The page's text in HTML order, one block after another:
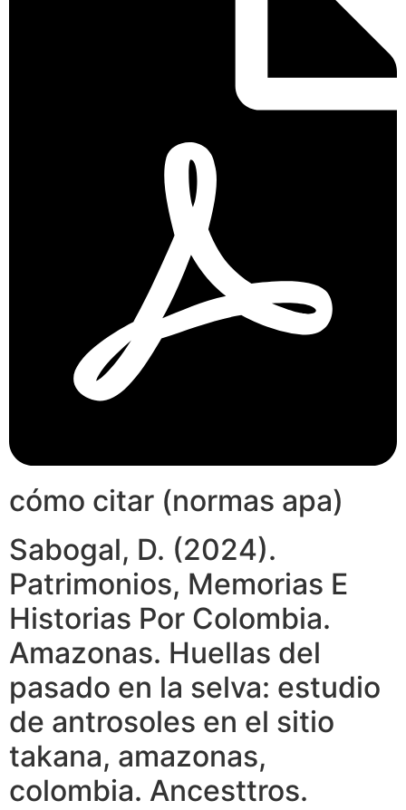
cómo citar (normas apa)
Sabogal, D. (2024).
Patrimonios, Memorias E
Historias Por Colombia.
Amazonas. Huellas del
pasado en la selva: estudio
de antrosoles en el sitio
takana, amazonas,
colombia. Ancesttros.